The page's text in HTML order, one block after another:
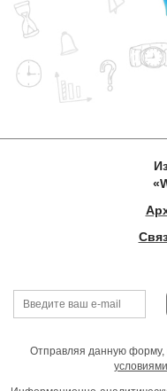
Отправляя данную форму,